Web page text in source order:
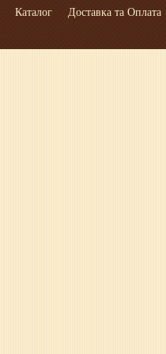
Каталог Доставка та Оплата